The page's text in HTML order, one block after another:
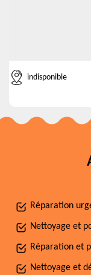
indisponible
Réparation
Nettoyage et
Réparation et
Nettoyage et